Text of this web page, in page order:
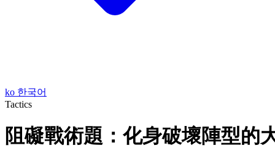
ko 한국어
Tactics
阻礙戰術題：化身破壞陣型的